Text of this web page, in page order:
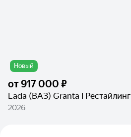
Новый
от917 000 ₽
Lada (ВАЗ) Granta I Рестайлинг
2026